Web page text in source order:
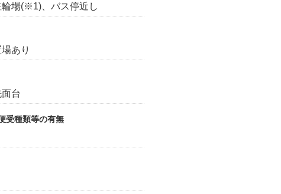
場(※1)、バス停近し
あり
台
受種類等の有無